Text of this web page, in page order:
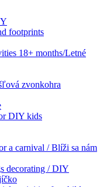
footprints
18+ months/Letné
zvonkohra
DIY kids
a carnival / Blíži sa nám
decorating / DIY